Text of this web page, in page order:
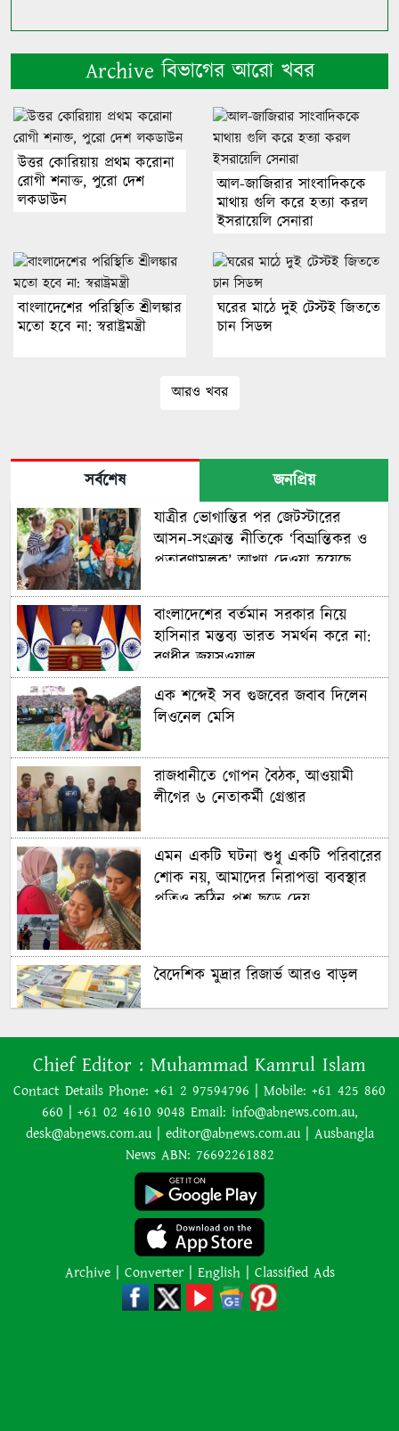
Archive বিভাগের আরো খবর
উত্তর কোরিয়ায় প্রথম করোনা
রোগী শনাক্ত, পুরো দেশ
লকডাউন
আল-জাজিরার সাংবাদিককে
মাথায় গুলি করে হত্যা করল
ইসরায়েলি সেনারা
বাংলাদেশের পরিস্থিতি শ্রীলঙ্কার
মতো হবে না: স্বরাষ্ট্রমন্ত্রী
ঘরের মাঠে দুই টেস্টই জিততে
চান সিডন্স
আরও খবর
সর্বশেষ
জনপ্রিয়
যাত্রীর ভোগান্তির পর জেটস্টারের
আসন-সংক্রান্ত নীতিকে ‘বিভ্রান্তিকর ও
প্রতারণামূলক’ আখ্যা দেওয়া হয়েছে
বাংলাদেশের বর্তমান সরকার নিয়ে
হাসিনার মন্তব্য ভারত সমর্থন করে না:
রণধীর জয়সওয়াল
এক শব্দেই সব গুজবের জবাব দিলেন
লিওনেল মেসি
রাজধানীতে গোপন বৈঠক, আওয়ামী
লীগের ৬ নেতাকর্মী গ্রেপ্তার
এমন একটি ঘটনা শুধু একটি পরিবারের
শোক নয়, আমাদের নিরাপত্তা ব্যবস্থার
প্রতিও কঠিন প্রশ্ন ছুড়ে দেয়
বৈদেশিক মুদ্রার রিজার্ভ আরও বাড়ল
৭০ বছর আগে যা ‍দিয়ে শুরু হয়েছিল
বাংলাদেশের চলচ্চিত্র ‘মুখ ও মুখোশ’
নিউজিল্যান্ডে ৫.৯ মাত্রার শক্তিশালী
ভূমিকম্প
ইরানের বিরুদ্ধে হামলা স্থগিত ট্রাম্পের,
নতুন করে শান্তি আলোচনা শুরু
অজ্ঞাত কারণে অগ্নিকাণ্ডে একই
পরিবারের তিন সদস্যের মৃত্যু
Chief Editor : Muhammad Kamrul Islam
Contact Details Phone: +61 2 97594796 | Mobile: +61 425 860
660 | +61 02 4610 9048 Email: info@abnews.com.au,
desk@abnews.com.au | editor@abnews.com.au | Ausbangla
News ABN: 76692261882
Archive | Converter | English | Classified Ads